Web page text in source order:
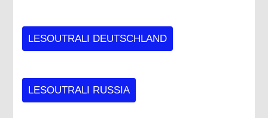
LESOUTRALI DEUTSCHLAND
LESOUTRALI RUSSIA